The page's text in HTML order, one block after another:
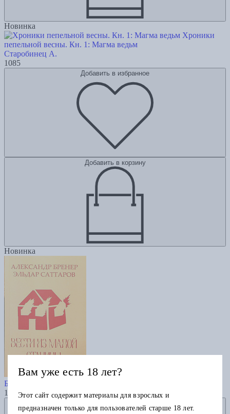
Новинка
Хроники
пепельной весны. Кн. 1: Магма ведьм
Старобинец А.
1085
Добавить в избранное
Добавить в корзину
Новинка
Вести из Малой Станицы
Бренер А.
1100
Вам уже есть 18 лет?
Этот сайт содержит материалы для взрослых и
предназначен только для пользователей старше 18 лет.